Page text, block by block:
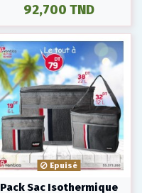
92,700 TND
Epuisé
Pack Sac Isothermique